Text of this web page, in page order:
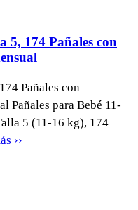
5, 174 Pañales con
Pañales con
Pañales para Bebé 11-
5 (11-16 kg), 174
››